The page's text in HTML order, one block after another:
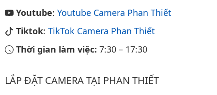
Youtube: Youtube Camera Phan Thiết
Tiktok: TikTok Camera Phan Thiết
Thời gian làm việc: 7:30 – 17:30
LẮP ĐẶT CAMERA TẠI PHAN THIẾT